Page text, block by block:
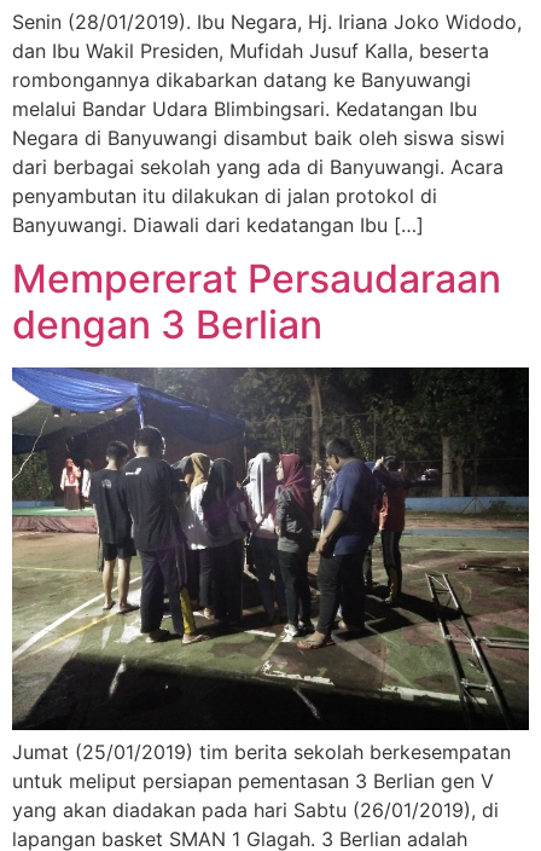
Senin (28/01/2019). Ibu Negara, Hj. Iriana Joko Widodo,
dan Ibu Wakil Presiden, Mufidah Jusuf Kalla, beserta
rombongannya dikabarkan datang ke Banyuwangi
melalui Bandar Udara Blimbingsari. Kedatangan Ibu
Negara di Banyuwangi disambut baik oleh siswa siswi
dari berbagai sekolah yang ada di Banyuwangi. Acara
penyambutan itu dilakukan di jalan protokol di
Banyuwangi. Diawali dari kedatangan Ibu […]
Mempererat Persaudaraan
dengan 3 Berlian
Jumat (25/01/2019) tim berita sekolah berkesempatan
untuk meliput persiapan pementasan 3 Berlian gen V
yang akan diadakan pada hari Sabtu (26/01/2019), di
lapangan basket SMAN 1 Glagah. 3 Berlian adalah